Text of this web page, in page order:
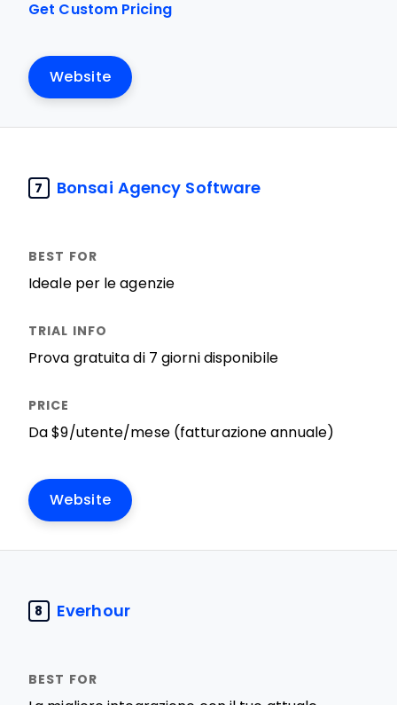
Get Custom Pricing
Website
7 Bonsai Agency Software
Ideale per le agenzie
Prova gratuita di 7 giorni disponibile
Da $9/utente/mese (fatturazione annuale)
Website
8 Everhour